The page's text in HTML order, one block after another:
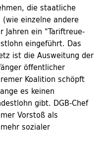
die staatliche
einzelne andere
Jahren ein "Tariftreue-
eingeführt. Das
ist die Ausweitung der
öffentlicher
Koalition schöpft
es keinen
gibt. DGB-Chef
Vorstoß als
sozialer